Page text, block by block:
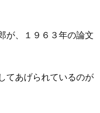
が、１９６３年の論文
てあげられているのが